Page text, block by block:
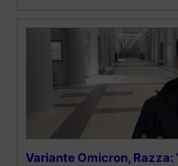
Variante Omicron, Razza: